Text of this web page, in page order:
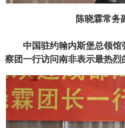
陈晓霖常务
中国驻约翰内斯堡总领
察团一行访问南非表示最热烈